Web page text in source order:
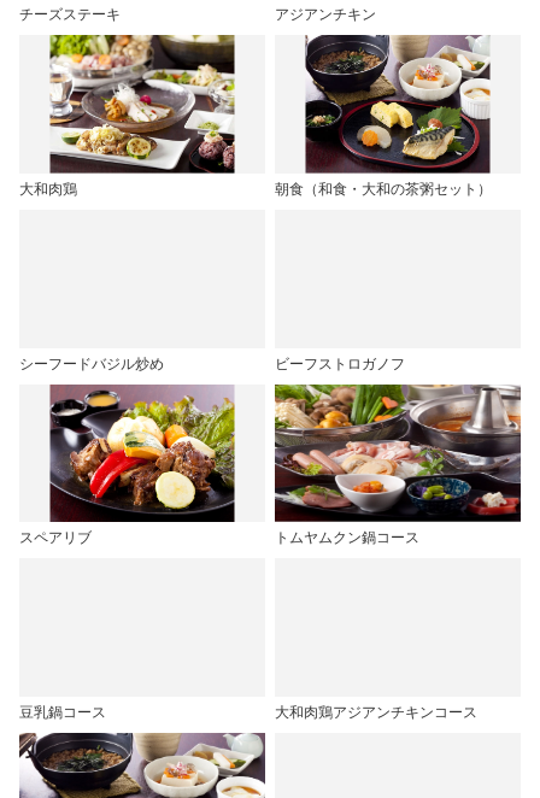
チーズステーキ アジアンチキン
大和肉鶏 朝食（和食・大和の茶粥セット）
シーフードバジル炒め ビーフストロガノフ
スペアリブ トムヤムクン鍋コース
豆乳鍋コース 大和肉鶏アジアンチキンコース